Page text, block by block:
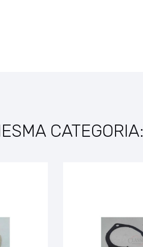
CATEGORIA: